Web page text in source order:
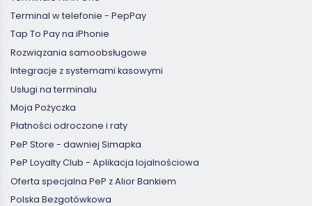
Terminal w telefonie - PepPay
Tap To Pay na iPhonie
Rozwiązania samoobsługowe
Integracje z systemami kasowymi
Usługi na terminalu
Moja Pożyczka
Płatności odroczone i raty
PeP Store - dawniej Simapka
PeP Loyalty Club - Aplikacja lojalnościowa
Oferta specjalna PeP z Alior Bankiem
Polska Bezgotówkowa